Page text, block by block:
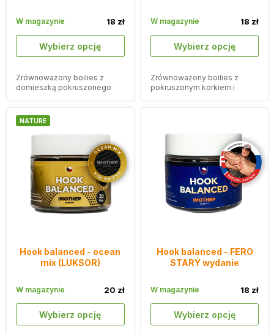
Wybierz opcję
18 zł
W magazynie
Zrównoważony boilies z
domieszką pokruszonego
Wybierz opcję
18 zł
W magazynie
Zrównoważony boilies z
pokruszonym korkiem i
Hook balanced - ocean
mix (LUKSOR)
NATURE
Wybierz opcję
20 zł
W magazynie
Hook balanced - FERO
STARÝ wydanie
Wybierz opcję
18 zł
W magazynie